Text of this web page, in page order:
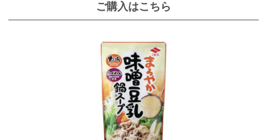
ご購入はこちら